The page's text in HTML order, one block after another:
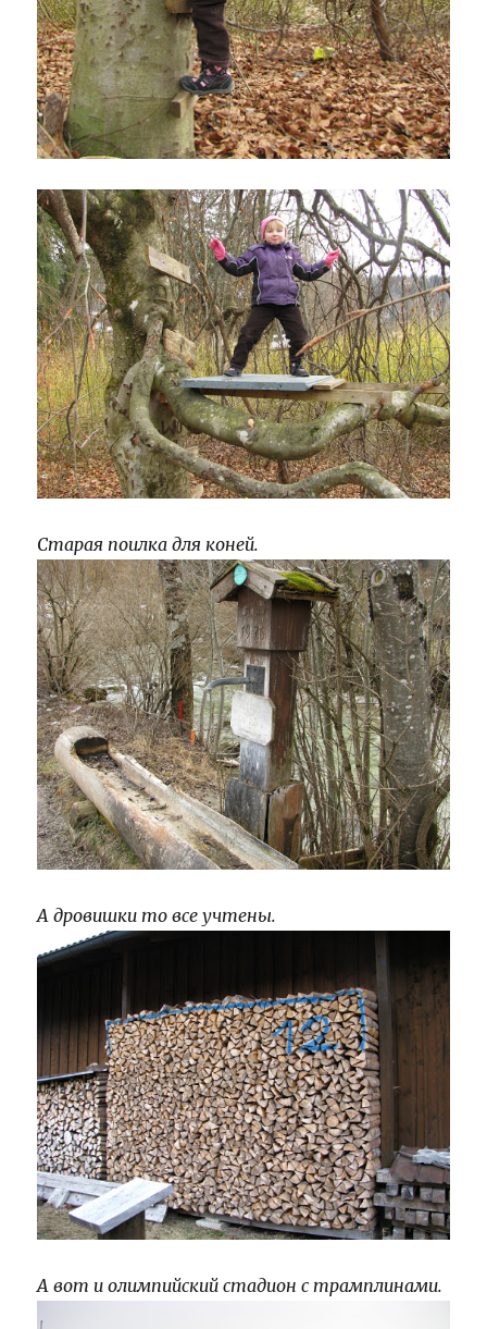
Старая поилка для коней.
А дровишки то все учтены.
А вот и олимпийский стадион с трамплинами.